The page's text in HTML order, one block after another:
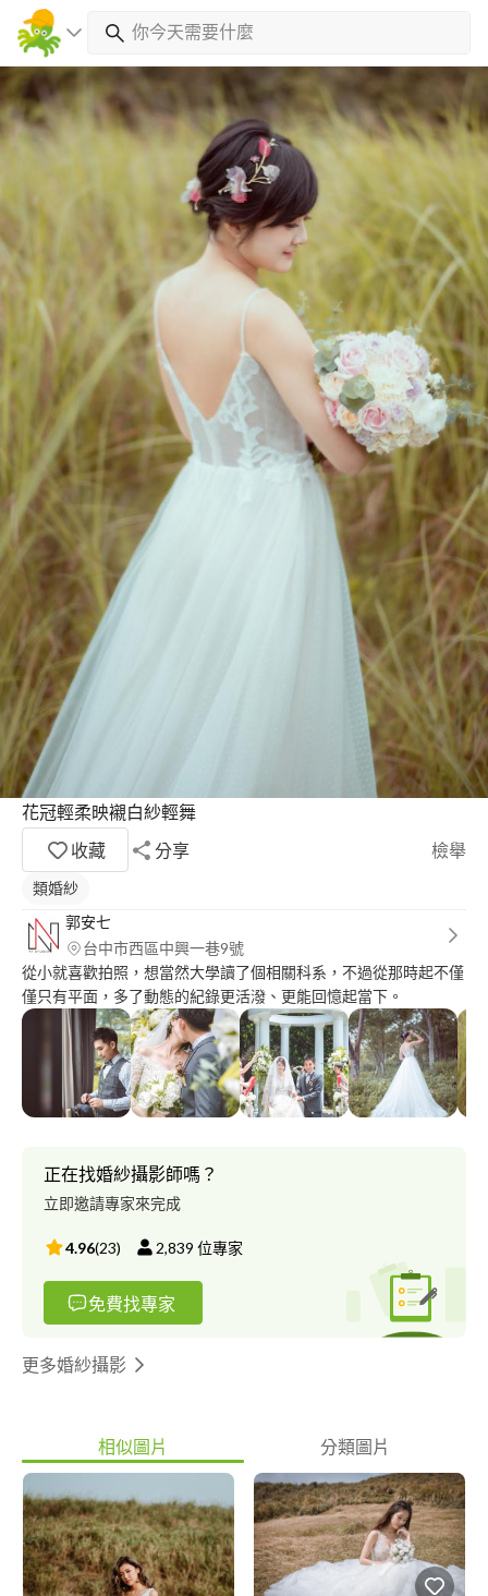
花冠輕柔映襯白紗輕舞
收藏
分享 檢舉
類婚紗
郭安七
台中市西區中興一巷9號
從小就喜歡拍照，想當然大學讀了個相關科系，不過從那時起不僅
僅只有平面，多了動態的紀錄更活潑、更能回憶起當下。
正在找婚紗攝影師嗎？
立即邀請專家來完成
4.96(23) 2,839 位專家
免費找專家
更多婚紗攝影
相似圖片 分類圖片